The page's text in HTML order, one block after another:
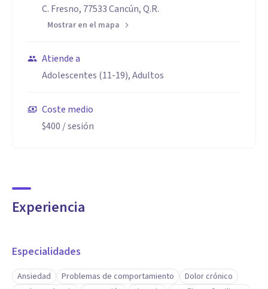
C. Fresno, 77533 Cancún, Q.R.
Mostrar en el mapa
Atiende a
Adolescentes (11-19), Adultos
Coste medio
$400 / sesión
Experiencia
Especialidades
Ansiedad Problemas de comportamiento
Dolor crónico